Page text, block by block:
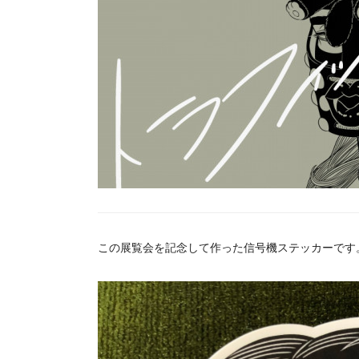
この展覧会を記念して作った信号機ステッカーです